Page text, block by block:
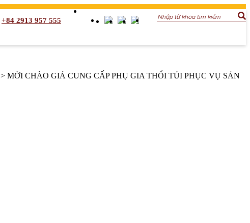
+84 2913 957 555
> MỜI CHÀO GIÁ CUNG CẤP PHỤ GIA THỔI TÚI PHỤC VỤ SẢN